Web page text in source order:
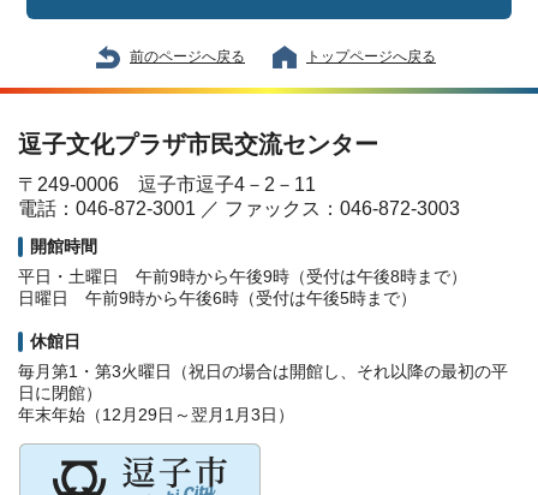
前のページへ戻る トップページへ戻る
逗子文化プラザ市民交流センター
〒249-0006 逗子市逗子4－2－11
電話：046-872-3001 ／ ファックス：046-872-3003
開館時間
平日・土曜日 午前9時から午後9時（受付は午後8時まで）
日曜日 午前9時から午後6時（受付は午後5時まで）
休館日
毎月第1・第3火曜日（祝日の場合は開館し、それ以降の最初の平
日に閉館）
年末年始（12月29日～翌月1月3日）